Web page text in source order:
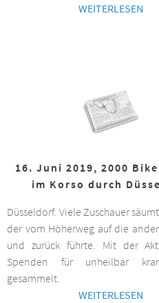
WEITERLESEN
16. Juni 2019, 2000
im Korso durch
Düsseldorf. Viele Zuschauer
der vom Höherweg auf die
und zurück führte. Mit der
Spenden für unheilbar
gesammelt.
WEITERLESEN